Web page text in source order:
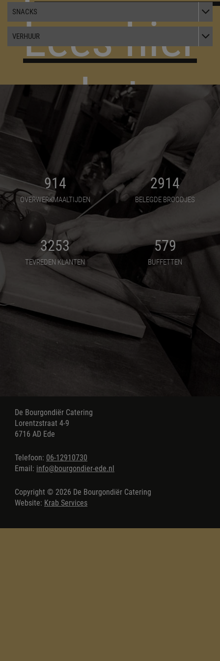
Lees hier
het
verhaal
van De
SNACKS
VERHUUR
914
OVERWERKMAALTIJDEN
2914
BELEGDE BROODJES
3253
TEVREDEN KLANTEN
579
BUFFETTEN
De Bourgondiër Catering
Lorentzstraat 4-9
6716 AD Ede
Telefoon: 06-12910730
Email: info@bourgondier-ede.nl
Copyright © 2026 De Bourgondiër Catering
Website: Krab Services